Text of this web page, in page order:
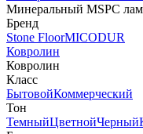
Минеральный MSPC
Бренд
Stone FloorMICODUR
Ковролин
Ковролин
Класс
БытовойКоммерческий
Тон
ТемныйЦветнойЧерный